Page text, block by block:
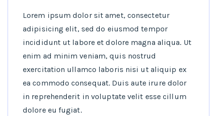
Lorem ipsum dolor sit amet, consectetur
adipisicing elit, sed do eiusmod tempor
incididunt ut labore et dolore magna aliqua. Ut
enim ad minim veniam, quis nostrud
exercitation ullamco laboris nisi ut aliquip ex
ea commodo consequat. Duis aute irure dolor
in reprehenderit in voluptate velit esse cillum
dolore eu fugiat.